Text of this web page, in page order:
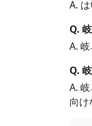
A.
Q.
A.
Q.
A.
向け